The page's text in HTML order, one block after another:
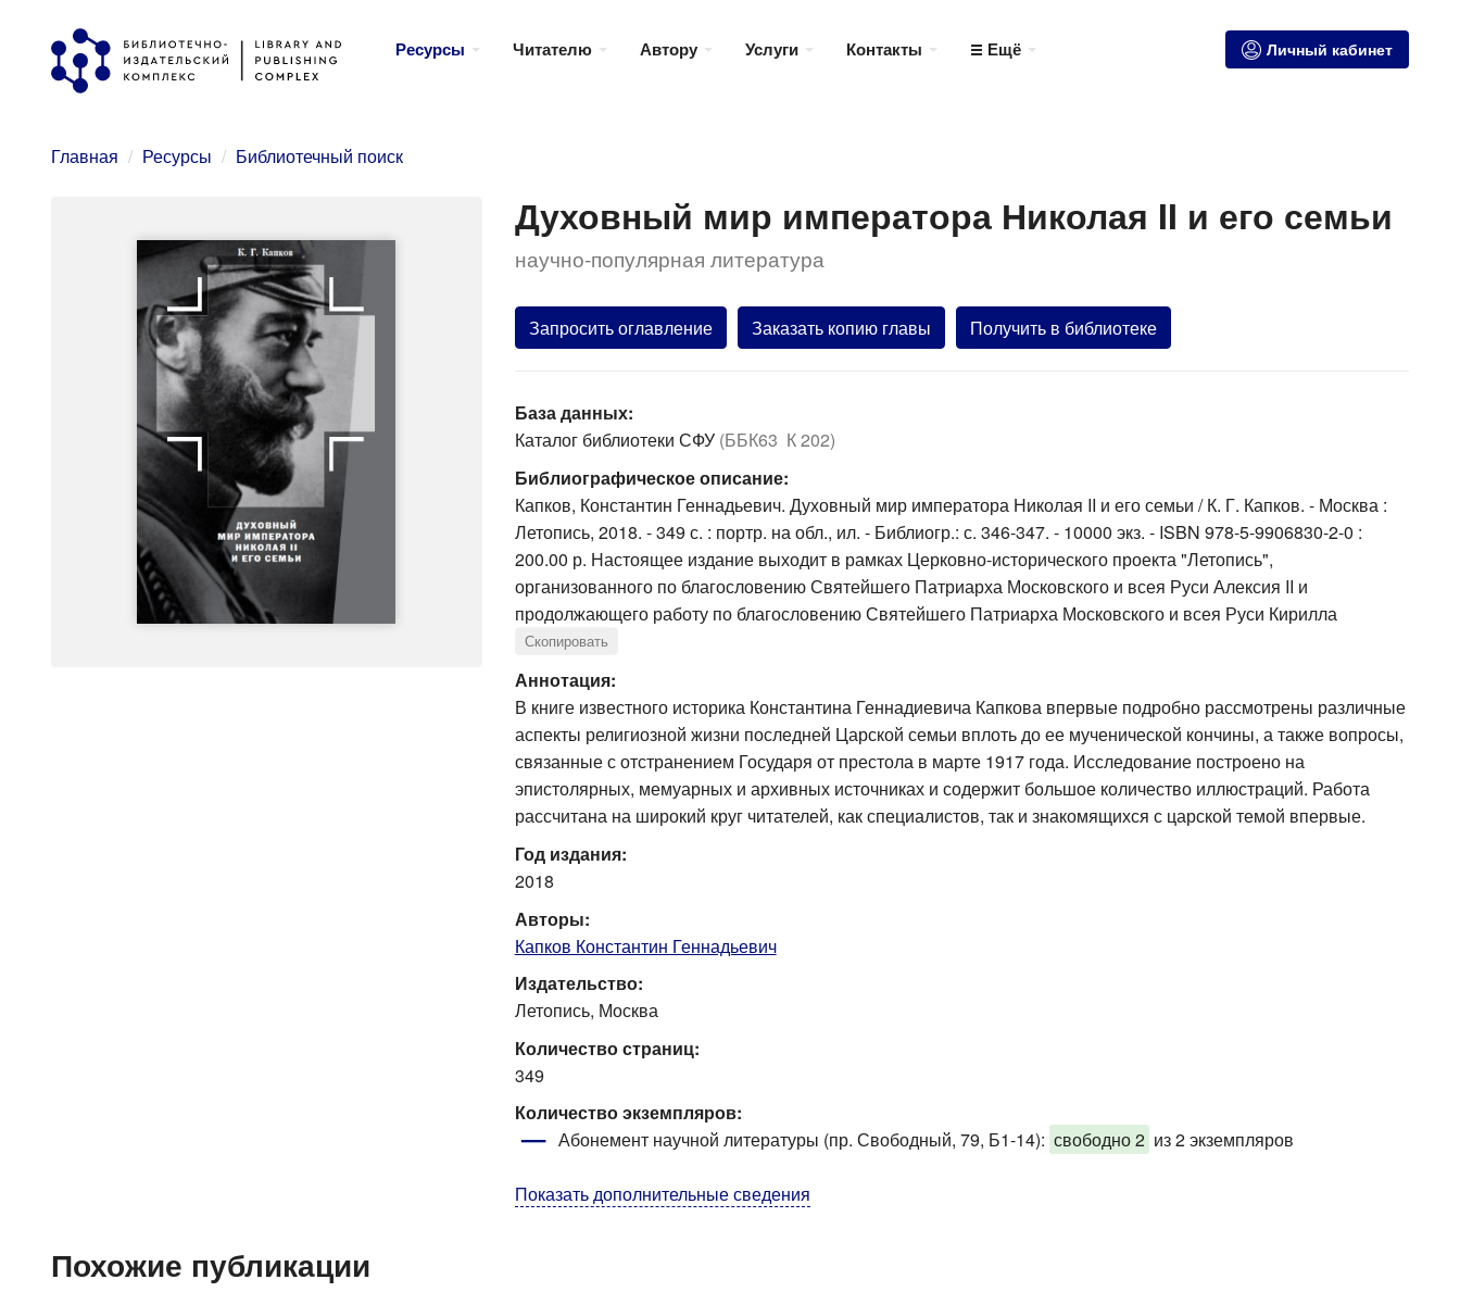
Перейти
основному
Ресурсы Читателю Автору Услуги Контакты Ещё Личный кабинет
Главная Ресурсы Библиотечный поиск
Духовный мир императора Николая II и его семьи
научно-популярная литература
Запросить оглавление Заказать копию главы Получить в библиотеке
База данных:
Каталог библиотеки СФУ (ББК63 К 202)
Библиографическое описание:
Капков, Константин Геннадьевич. Духовный мир императора Николая II и его семьи / К. Г. Капков. - Москва :
Летопись, 2018. - 349 с. : портр. на обл., ил. - Библиогр.: с. 346-347. - 10000 экз. - ISBN 978-5-9906830-2-0 :
200.00 р. Настоящее издание выходит в рамках Церковно-исторического проекта "Летопись",
организованного по благословению Святейшего Патриарха Московского и всея Руси Алексия II и
продолжающего работу по благословению Святейшего Патриарха Московского и всея Руси Кирилла
Скопировать
Аннотация:
В книге известного историка Константина Геннадиевича Капкова впервые подробно рассмотрены различные
аспекты религиозной жизни последней Царской семьи вплоть до ее мученической кончины, а также вопросы,
связанные с отстранением Государя от престола в марте 1917 года. Исследование построено на
эпистолярных, мемуарных и архивных источниках и содержит большое количество иллюстраций. Работа
рассчитана на широкий круг читателей, как специалистов, так и знакомящихся с царской темой впервые.
Год издания:
2018
Авторы:
Капков Константин Геннадьевич
Издательство:
Летопись, Москва
Количество страниц:
349
Количество экземпляров:
Абонемент научной литературы (пр. Свободный, 79, Б1-14): свободно 2 из 2 экземпляров
Показать дополнительные сведения
Похожие публикации